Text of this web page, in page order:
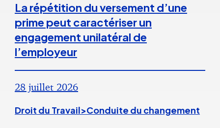
La répétition du versement d’une
prime peut caractériser un
engagement unilatéral de
l’employeur
28 juillet 2026
Droit du Travail>Conduite du changement